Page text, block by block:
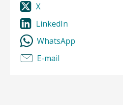
X
LinkedIn
WhatsApp
E-mail